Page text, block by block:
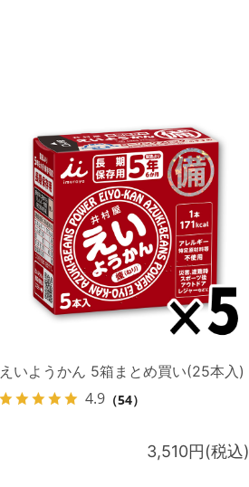
えいようかん 5箱まとめ買い(25本入)
4.9 （54）
3,510円(税込)